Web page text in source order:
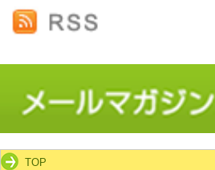
TOP